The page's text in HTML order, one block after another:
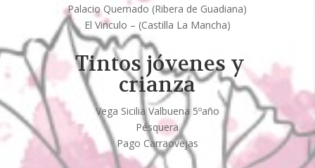
Palacio Quemado (Ribera de Guadiana)
El Vinculo – (Castilla La Mancha)
Tintos jóvenes y
crianza
Vega Sicilia Valbuena 5ºaño
Pésquera
Pago Carraovejas